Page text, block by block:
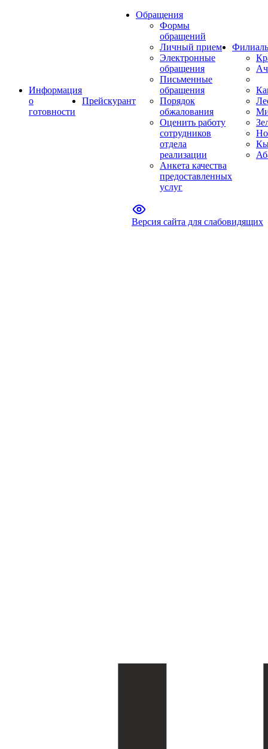
Информация
о
готовности
Прейскурант
Обращения
Формы
обращений
Личный прием
Электронные
обращения
Письменные
обращения
Порядок
обжалования
Оценить работу
сотрудников
отдела
реализации
Анкета качества
предоставленных
услуг
Версия сайта для слабовидящих